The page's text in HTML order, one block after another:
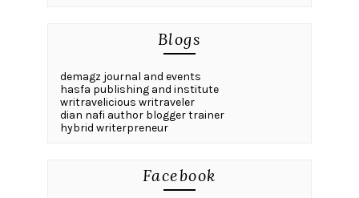
Blogs
demagz journal and events
hasfa publishing and institute
writravelicious writraveler
dian nafi author blogger trainer
hybrid writerpreneur
Facebook